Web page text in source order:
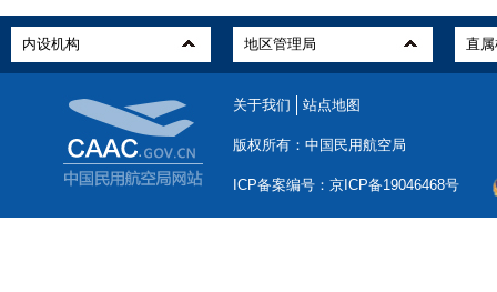
关于我们 站点地图
版权所有：中国民用航空局
ICP备案编号：京ICP备19046468号